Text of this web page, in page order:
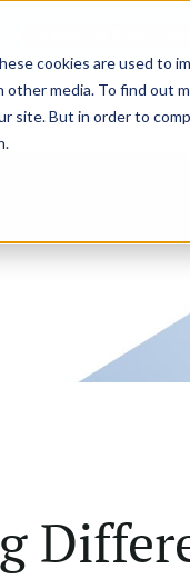
cookies are used to
media. To find out
site. But in order to
Insights e Educação